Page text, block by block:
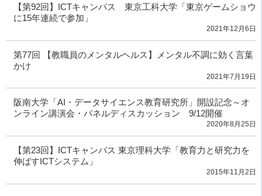
【第92回】ICTキャンパス 東京工科大学「東京ゲームショウ
に15年連続で参加」
2021年12月6日
第77回 【教職員のメンタルヘルス】メンタル不調に効く言葉
かけ
2021年7月19日
阪南大学「AI・データサイエンス教育研究所」開設記念～オ
ンライン講演会・パネルディスカッション 9/12開催
2020年8月25日
【第23回】ICTキャンパス 東京理科大学「教育力と研究力を
伸ばすICTシステム」
2015年11月2日